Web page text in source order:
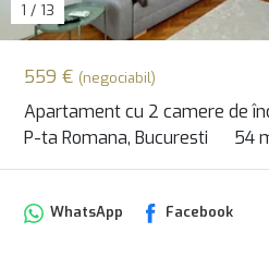
559 € (negociabil)
Apartament cu 2 camere de
P-ta Romana, Bucuresti
54
1 / 13
WhatsApp Facebook